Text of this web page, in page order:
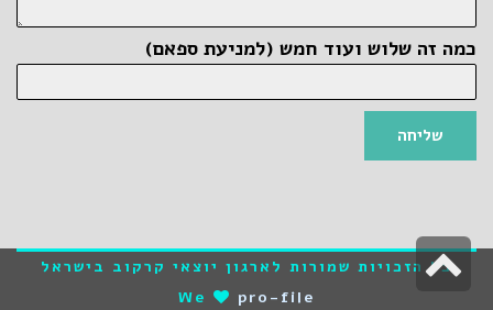
כמה זה שלוש ועוד חמש (למניעת ספאם)
שליחה
כל הזכויות שמורות לארגון יוצאי קרקוב בישראל
We
pro-file
גלילה